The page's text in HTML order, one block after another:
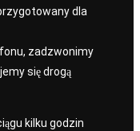
dla
zadzwonimy
się drogą
kilku godzin